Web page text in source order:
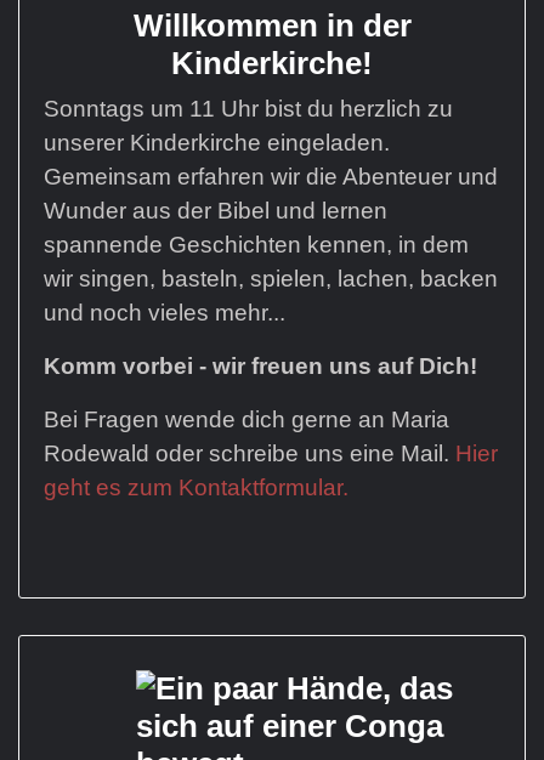
Willkommen in der
Kinderkirche!
Sonntags um 11 Uhr bist du herzlich zu
unserer Kinderkirche eingeladen.
Gemeinsam erfahren wir die Abenteuer und
Wunder aus der Bibel und lernen
spannende Geschichten kennen, in dem
wir singen, basteln, spielen, lachen, backen
und noch vieles mehr...
Komm vorbei - wir freuen uns auf Dich!
Bei Fragen wende dich gerne an Maria
Rodewald oder schreibe uns eine Mail. Hier
geht es zum Kontaktformular.